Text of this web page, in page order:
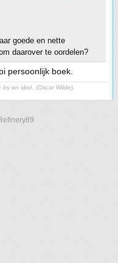
goede en nette
daarover te oordelen?
persoonlijk boek.
an idiot. (Oscar Wilde)